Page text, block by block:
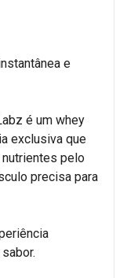
e
é um whey
exclusiva que
pelo
precisa para